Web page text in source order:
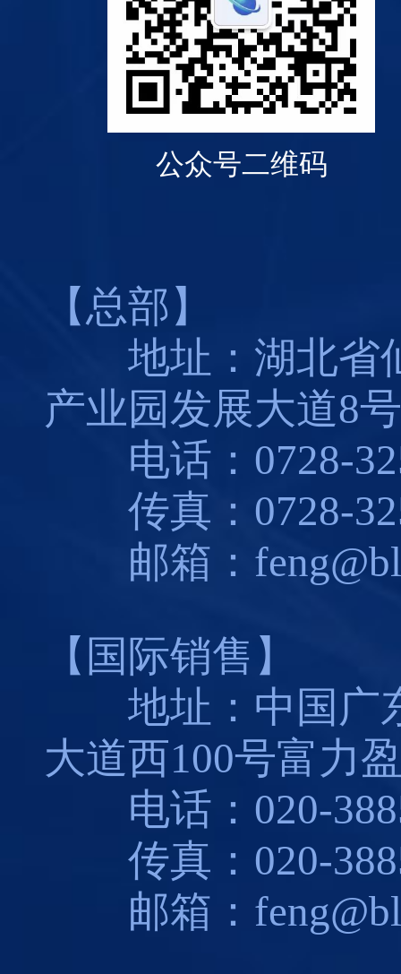
公众号二维码
【总部】
地址：湖北省
产业园发展大道8号
电话：0728-
传真：0728-
邮箱：
【国际销售】
地址：中国广
大道西100号富力
电话：020-
传真：020-
邮箱：